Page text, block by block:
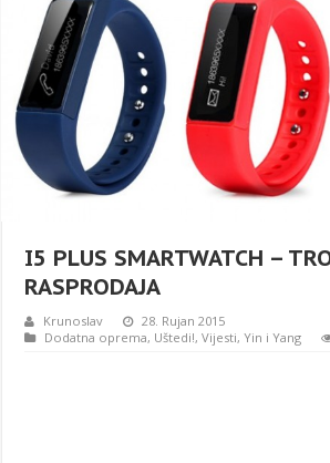
I5 PLUS SMARTWATCH –
RASPRODAJA
Krunoslav
28. Rujan 2015
Dodatna oprema, Uštedi!,Vijesti,Yin i Yang